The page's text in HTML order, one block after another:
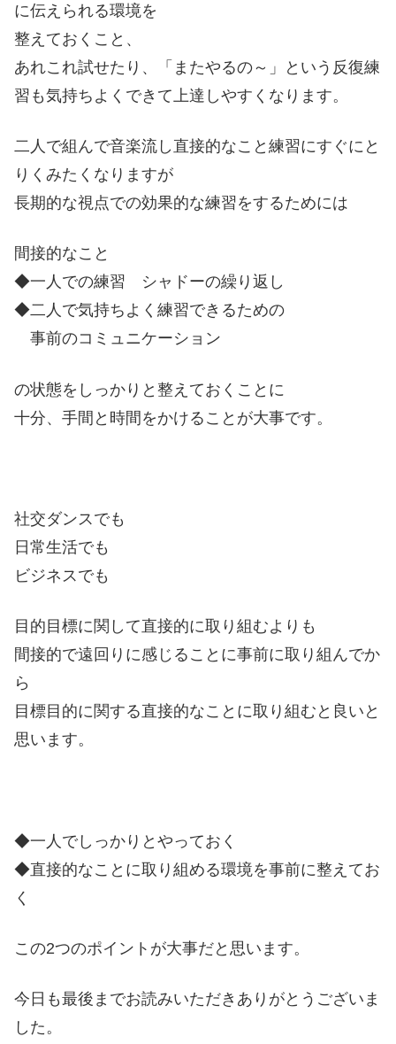
に伝えられる環境を
整えておくこと、
あれこれ試せたり、「またやるの～」という反復練
習も気持ちよくできて上達しやすくなります。
二人で組んで音楽流し直接的なこと練習にすぐにと
りくみたくなりますが
長期的な視点での効果的な練習をするためには
間接的なこと
◆一人での練習 シャドーの繰り返し
◆二人で気持ちよく練習できるための
事前のコミュニケーション
の状態をしっかりと整えておくことに
十分、手間と時間をかけることが大事です。
社交ダンスでも
日常生活でも
ビジネスでも
目的目標に関して直接的に取り組むよりも
間接的で遠回りに感じることに事前に取り組んでか
ら
目標目的に関する直接的なことに取り組むと良いと
思います。
◆一人でしっかりとやっておく
◆直接的なことに取り組める環境を事前に整えてお
く
この2つのポイントが大事だと思います。
今日も最後までお読みいただきありがとうございま
した。